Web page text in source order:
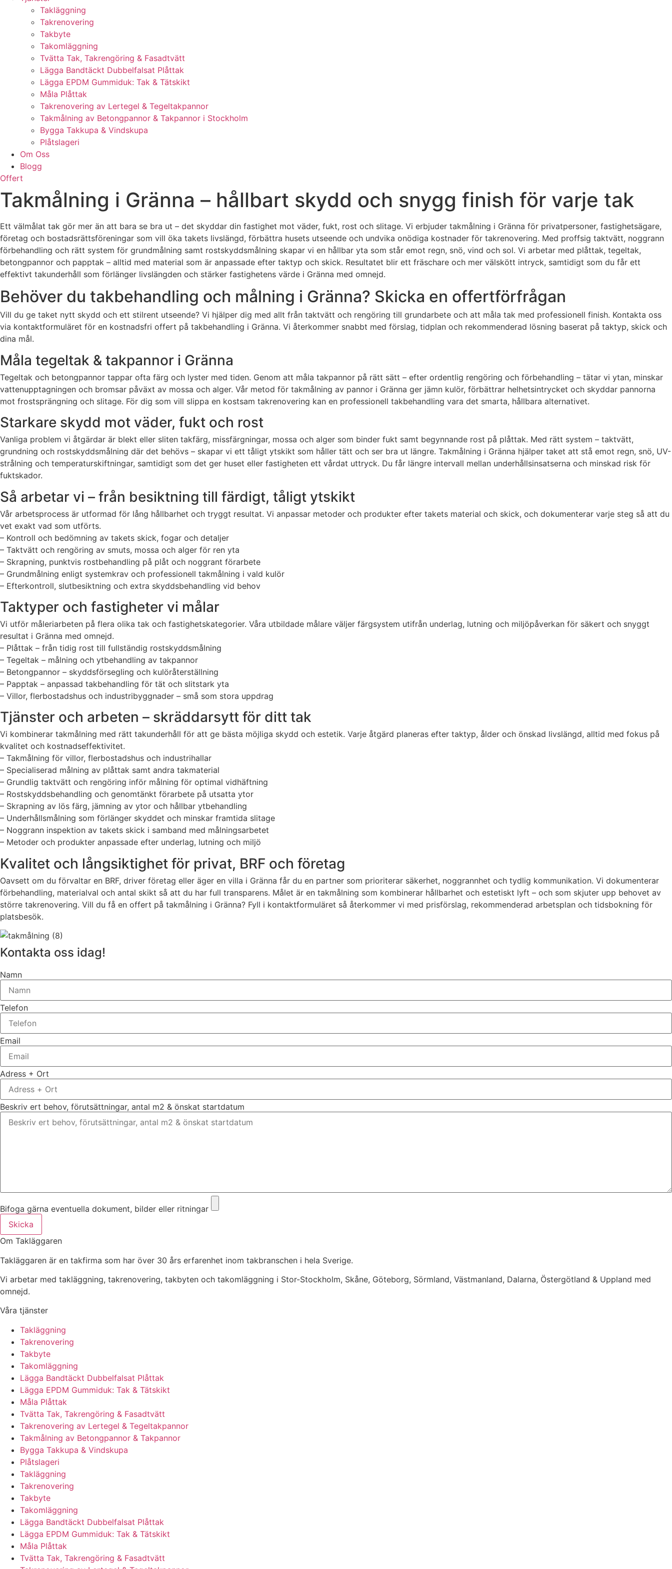
Takläggning
Takrenovering
Takbyte
Takomläggning
Tvätta Tak, Takrengöring & Fasadtvätt
Lägga Bandtäckt Dubbelfalsat Plåttak
Lägga EPDM Gummiduk: Tak & Tätskikt
Måla Plåttak
Takrenovering av Lertegel & Tegeltakpannor
Takmålning av Betongpannor & Takpannor i Stockholm
Bygga Takkupa & Vindskupa
Plåtslageri
Om Oss
Blogg
Offert
Takmålning i Gränna – hållbart skydd och snygg finish för varje tak
Ett välmålat tak gör mer än att bara se bra ut – det skyddar din fastighet mot väder, fukt, rost och slitage. Vi erbjuder takmålning i Gränna för privatpersoner, fastighetsägare,
företag och bostadsrättsföreningar som vill öka takets livslängd, förbättra husets utseende och undvika onödiga kostnader för takrenovering. Med proffsig taktvätt, noggrann
förbehandling och rätt system för grundmålning samt rostskyddsmålning skapar vi en hållbar yta som står emot regn, snö, vind och sol. Vi arbetar med plåttak, tegeltak,
betongpannor och papptak – alltid med material som är anpassade efter taktyp och skick. Resultatet blir ett fräschare och mer välskött intryck, samtidigt som du får ett
effektivt takunderhåll som förlänger livslängden och stärker fastighetens värde i Gränna med omnejd.
Behöver du takbehandling och målning i Gränna? Skicka en offertförfrågan
Vill du ge taket nytt skydd och ett stilrent utseende? Vi hjälper dig med allt från taktvätt och rengöring till grundarbete och att måla tak med professionell finish. Kontakta oss
via kontaktformuläret för en kostnadsfri offert på takbehandling i Gränna. Vi återkommer snabbt med förslag, tidplan och rekommenderad lösning baserat på taktyp, skick och
dina mål.
Måla tegeltak & takpannor i Gränna
Tegeltak och betongpannor tappar ofta färg och lyster med tiden. Genom att måla takpannor på rätt sätt – efter ordentlig rengöring och förbehandling – tätar vi ytan, minskar
vattenupptagningen och bromsar påväxt av mossa och alger. Vår metod för takmålning av pannor i Gränna ger jämn kulör, förbättrar helhetsintrycket och skyddar pannorna
mot frostsprängning och slitage. För dig som vill slippa en kostsam takrenovering kan en professionell takbehandling vara det smarta, hållbara alternativet.
Starkare skydd mot väder, fukt och rost
Vanliga problem vi åtgärdar är blekt eller sliten takfärg, missfärgningar, mossa och alger som binder fukt samt begynnande rost på plåttak. Med rätt system – taktvätt,
grundning och rostskyddsmålning där det behövs – skapar vi ett tåligt ytskikt som håller tätt och ser bra ut längre. Takmålning i Gränna hjälper taket att stå emot regn, snö, UV-
strålning och temperaturskiftningar, samtidigt som det ger huset eller fastigheten ett vårdat uttryck. Du får längre intervall mellan underhållsinsatserna och minskad risk för
fuktskador.
Så arbetar vi – från besiktning till färdigt, tåligt ytskikt
Vår arbetsprocess är utformad för lång hållbarhet och tryggt resultat. Vi anpassar metoder och produkter efter takets material och skick, och dokumenterar varje steg så att du
vet exakt vad som utförts.
– Kontroll och bedömning av takets skick, fogar och detaljer
– Taktvätt och rengöring av smuts, mossa och alger för ren yta
– Skrapning, punktvis rostbehandling på plåt och noggrant förarbete
– Grundmålning enligt systemkrav och professionell takmålning i vald kulör
– Efterkontroll, slutbesiktning och extra skyddsbehandling vid behov
Taktyper och fastigheter vi målar
Vi utför måleriarbeten på flera olika tak och fastighetskategorier. Våra utbildade målare väljer färgsystem utifrån underlag, lutning och miljöpåverkan för säkert och snyggt
resultat i Gränna med omnejd.
– Plåttak – från tidig rost till fullständig rostskyddsmålning
– Tegeltak – målning och ytbehandling av takpannor
– Betongpannor – skyddsförsegling och kulöråterställning
– Papptak – anpassad takbehandling för tät och slitstark yta
– Villor, flerbostadshus och industribyggnader – små som stora uppdrag
Tjänster och arbeten – skräddarsytt för ditt tak
Vi kombinerar takmålning med rätt takunderhåll för att ge bästa möjliga skydd och estetik. Varje åtgärd planeras efter taktyp, ålder och önskad livslängd, alltid med fokus på
kvalitet och kostnadseffektivitet.
– Takmålning för villor, flerbostadshus och industrihallar
– Specialiserad målning av plåttak samt andra takmaterial
– Grundlig taktvätt och rengöring inför målning för optimal vidhäftning
– Rostskyddsbehandling och genomtänkt förarbete på utsatta ytor
– Skrapning av lös färg, jämning av ytor och hållbar ytbehandling
– Underhållsmålning som förlänger skyddet och minskar framtida slitage
– Noggrann inspektion av takets skick i samband med målningsarbetet
– Metoder och produkter anpassade efter underlag, lutning och miljö
Kvalitet och långsiktighet för privat, BRF och företag
Oavsett om du förvaltar en BRF, driver företag eller äger en villa i Gränna får du en partner som prioriterar säkerhet, noggrannhet och tydlig kommunikation. Vi dokumenterar
förbehandling, materialval och antal skikt så att du har full transparens. Målet är en takmålning som kombinerar hållbarhet och estetiskt lyft – och som skjuter upp behovet av
större takrenovering. Vill du få en offert på takmålning i Gränna? Fyll i kontaktformuläret så återkommer vi med prisförslag, rekommenderad arbetsplan och tidsbokning för
platsbesök.
Kontakta oss idag!
Namn
Telefon
Email
Adress + Ort
Beskriv ert behov, förutsättningar, antal m2 & önskat startdatum
Bifoga gärna eventuella dokument, bilder eller ritningar
Skicka
Om Takläggaren
Takläggaren är en takfirma som har över 30 års erfarenhet inom takbranschen i hela Sverige.
Vi arbetar med takläggning, takrenovering, takbyten och takomläggning i Stor-Stockholm, Skåne, Göteborg, Sörmland, Västmanland, Dalarna, Östergötland & Uppland med
omnejd.
Våra tjänster
Takläggning
Takrenovering
Takbyte
Takomläggning
Lägga Bandtäckt Dubbelfalsat Plåttak
Lägga EPDM Gummiduk: Tak & Tätskikt
Måla Plåttak
Tvätta Tak, Takrengöring & Fasadtvätt
Takrenovering av Lertegel & Tegeltakpannor
Takmålning av Betongpannor & Takpannor
Bygga Takkupa & Vindskupa
Plåtslageri
Takläggning
Takrenovering
Takbyte
Takomläggning
Lägga Bandtäckt Dubbelfalsat Plåttak
Lägga EPDM Gummiduk: Tak & Tätskikt
Måla Plåttak
Tvätta Tak, Takrengöring & Fasadtvätt